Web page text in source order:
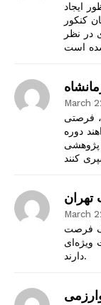
ایجاد
کنکور
در نظر
March
، فرصتی
دوره
تهران
March
فرصت
ویژه‌ای
دارند.